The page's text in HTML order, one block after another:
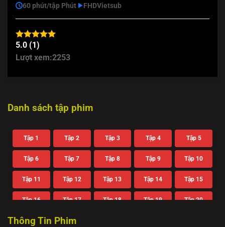
60 phút/tập Phút FHDVietsub
5.0 (1)
Lượt xem:2253
Danh sách tập phim
Tập 1 Tập 2 Tập 3 Tập 4 Tập 5
Tập 6 Tập 7 Tập 8 Tập 9 Tập 10
Tập 11 Tập 12 Tập 13 Tập 14 Tập 15
Tập 16 Tập 17 Tập 18 Tập 19 Tập 20
Thông Tin Phim